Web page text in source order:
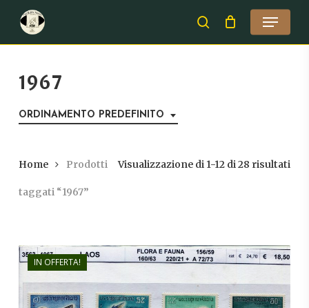
main
search
Menu
1967
ORDINAMENTO PREDEFINITO
Visualizzazione di 1-12 di 28 risultati
Home Prodotti
taggati “1967”
IN OFFERTA!
Close